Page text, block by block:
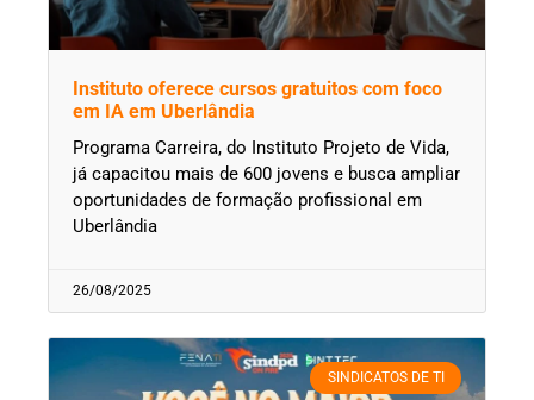
Instituto oferece cursos gratuitos com foco
em IA em Uberlândia
Programa Carreira, do Instituto Projeto de Vida,
já capacitou mais de 600 jovens e busca ampliar
oportunidades de formação profissional em
Uberlândia
26/08/2025
SINDICATOS DE TI